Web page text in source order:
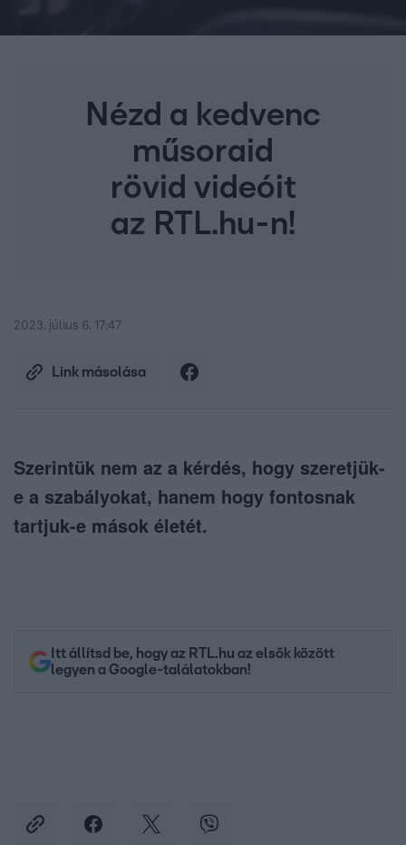
Nézd a kedvenc
műsoraid
rövid videóit
az RTL.hu-n!
2023. július 6. 17:47
Link másolása
Szerintük nem az a kérdés, hogy szeretjük-
e a szabályokat, hanem hogy fontosnak
tartjuk-e mások életét.
Itt állítsd be, hogy az RTL.hu az elsők között
legyen a Google-találatokban!